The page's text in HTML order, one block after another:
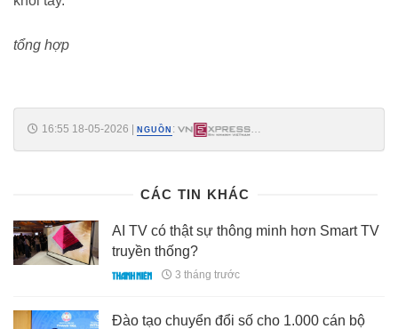
tổng hợp
16:55 18-05-2026 NGUỒN :
CÁC TIN KHÁC
AI TV có thật sự thông minh hơn Smart TV
truyền thống?
3 tháng trước
Đào tạo chuyển đổi số cho 1.000 cán bộ